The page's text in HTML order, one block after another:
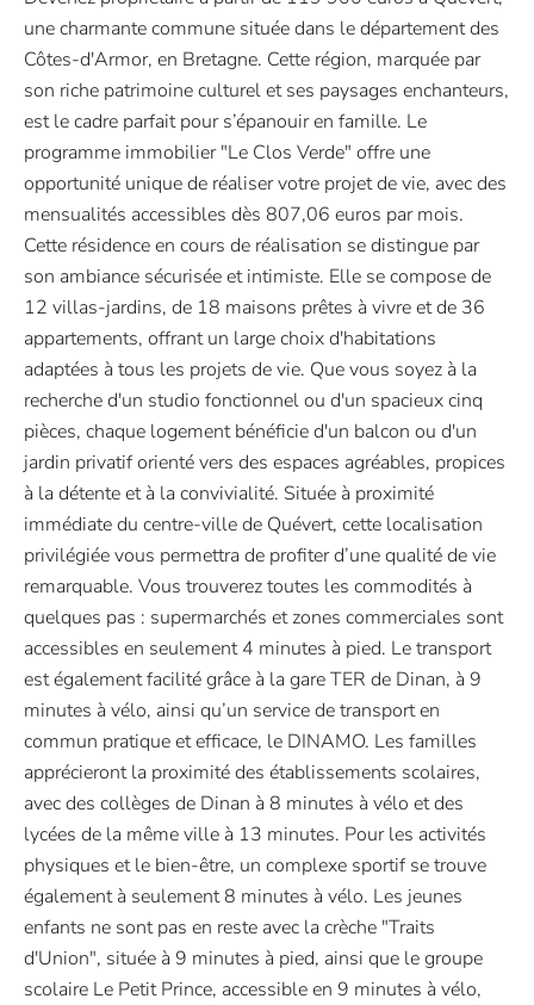
une charmante commune située dans le département des
Côtes-d'Armor, en Bretagne. Cette région, marquée par
son riche patrimoine culturel et ses paysages enchanteurs,
est le cadre parfait pour s’épanouir en famille. Le
programme immobilier "Le Clos Verde" offre une
opportunité unique de réaliser votre projet de vie, avec des
mensualités accessibles dès 807,06 euros par mois.
Cette résidence en cours de réalisation se distingue par
son ambiance sécurisée et intimiste. Elle se compose de
12 villas-jardins, de 18 maisons prêtes à vivre et de 36
appartements, offrant un large choix d'habitations
adaptées à tous les projets de vie. Que vous soyez à la
recherche d'un studio fonctionnel ou d'un spacieux cinq
pièces, chaque logement bénéficie d'un balcon ou d'un
jardin privatif orienté vers des espaces agréables, propices
à la détente et à la convivialité. Située à proximité
immédiate du centre-ville de Quévert, cette localisation
privilégiée vous permettra de profiter d’une qualité de vie
remarquable. Vous trouverez toutes les commodités à
quelques pas : supermarchés et zones commerciales sont
accessibles en seulement 4 minutes à pied. Le transport
est également facilité grâce à la gare TER de Dinan, à 9
minutes à vélo, ainsi qu’un service de transport en
commun pratique et efficace, le DINAMO. Les familles
apprécieront la proximité des établissements scolaires,
avec des collèges de Dinan à 8 minutes à vélo et des
lycées de la même ville à 13 minutes. Pour les activités
physiques et le bien-être, un complexe sportif se trouve
également à seulement 8 minutes à vélo. Les jeunes
enfants ne sont pas en reste avec la crèche "Traits
d'Union", située à 9 minutes à pied, ainsi que le groupe
scolaire Le Petit Prince, accessible en 9 minutes à vélo,